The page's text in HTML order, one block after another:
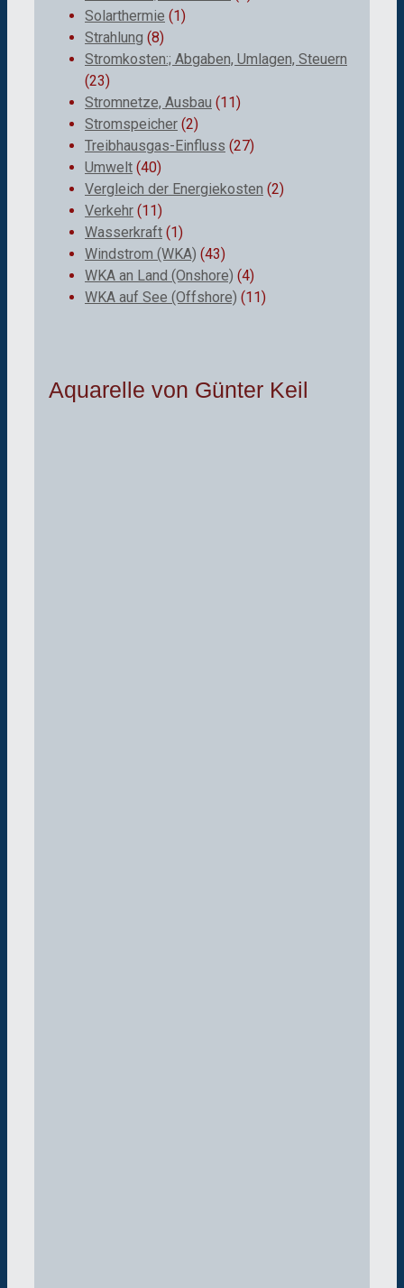
Solarthermie (1)
Strahlung (8)
Stromkosten:; Abgaben, Umlagen, Steuern
(23)
Stromnetze, Ausbau (11)
Stromspeicher (2)
Treibhausgas-Einfluss (27)
Umwelt (40)
Vergleich der Energiekosten (2)
Verkehr (11)
Wasserkraft (1)
Windstrom (WKA) (43)
WKA an Land (Onshore) (4)
WKA auf See (Offshore) (11)
Aquarelle von Günter Keil